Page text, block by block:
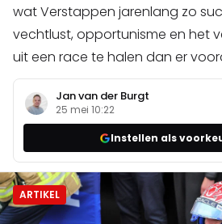
wat Verstappen jarenlang zo
vechtlust, opportunisme en het
uit een race te halen dan er
Jan van der Burgt
25 mei 10:22
Instellen als
ARTIKEL